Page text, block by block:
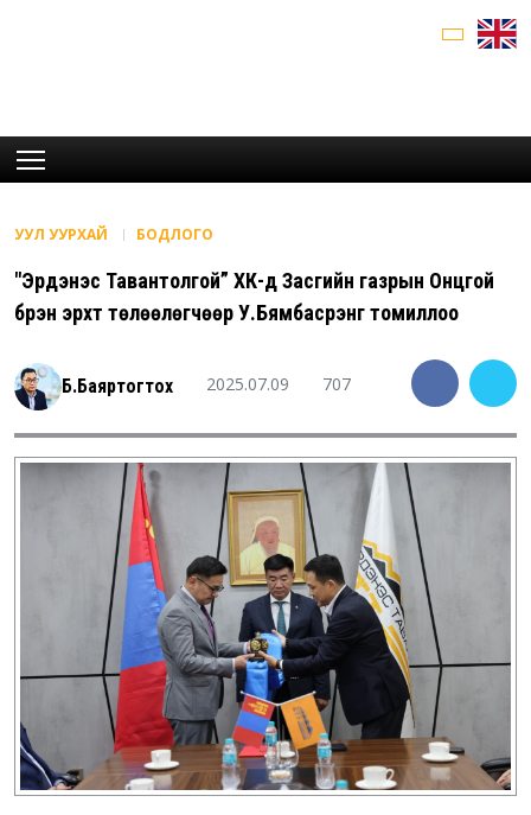
УУЛ УУРХАЙ БОДЛОГО
"Эрдэнэс Тавантолгой” ХК-д Засгийн газрын Онцгой
бүрэн эрхт төлөөлөгчөөр У.Бямбасүрэнг томиллоо
Б.Баяртогтох 2025.07.09 707